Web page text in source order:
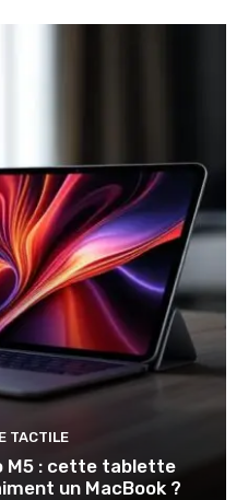
TACTILE
M5 : cette tablette
un MacBook ?